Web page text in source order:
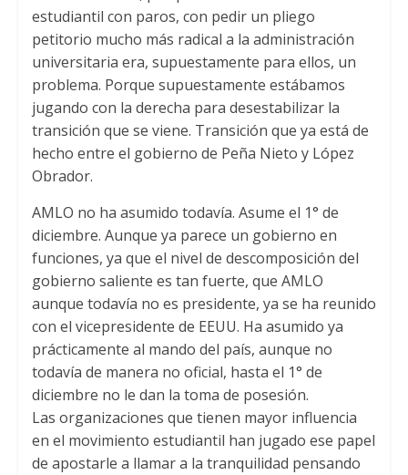
estudiantil con paros, con pedir un pliego
petitorio mucho más radical a la administración
universitaria era, supuestamente para ellos, un
problema. Porque supuestamente estábamos
jugando con la derecha para desestabilizar la
transición que se viene. Transición que ya está de
hecho entre el gobierno de Peña Nieto y López
Obrador.
AMLO no ha asumido todavía. Asume el 1° de
diciembre. Aunque ya parece un gobierno en
funciones, ya que el nivel de descomposición del
gobierno saliente es tan fuerte, que AMLO
aunque todavía no es presidente, ya se ha reunido
con el vicepresidente de EEUU. Ha asumido ya
prácticamente al mando del país, aunque no
todavía de manera no oficial, hasta el 1° de
diciembre no le dan la toma de posesión.
Las organizaciones que tienen mayor influencia
en el movimiento estudiantil han jugado ese papel
de apostarle a llamar a la tranquilidad pensando